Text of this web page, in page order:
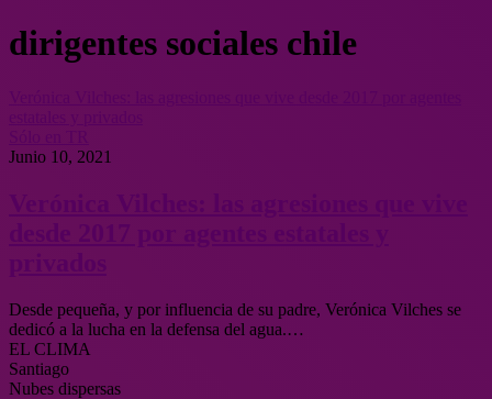
dirigentes sociales chile
Junio 10, 2021
Desde pequeña, y por influencia de su padre, Verónica Vilches se
dedicó a la lucha en la defensa del agua.…
EL CLIMA
Santiago
Nubes dispersas